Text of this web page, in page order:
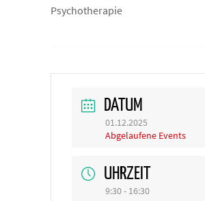
Psychotherapie
DATUM
01.12.2025
Abgelaufene Events
UHRZEIT
9:30 - 16:30